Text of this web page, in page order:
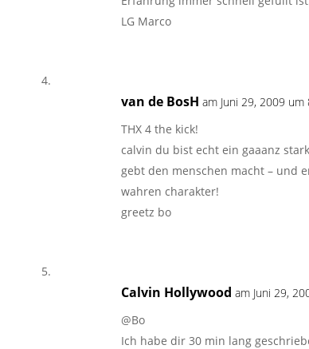
LG Marco
van de BosH am Juni 29, 2009 um
THX 4 the kick!
calvin du bist echt ein gaaanz
gebt den menschen macht – und
wahren charakter!
greetz bo
Calvin Hollywood am Juni 29,
@Bo
Ich habe dir 30 min lang